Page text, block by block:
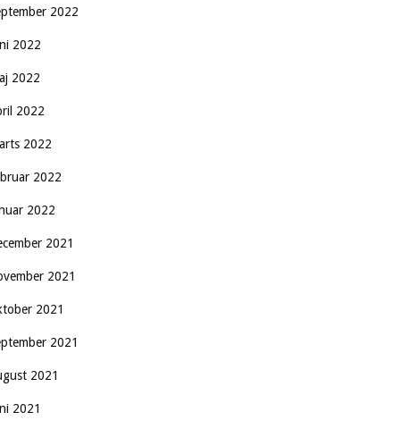
2022
2022
2022
2022
2022
2022
2022
2021
2021
2021
2021
2021
2021